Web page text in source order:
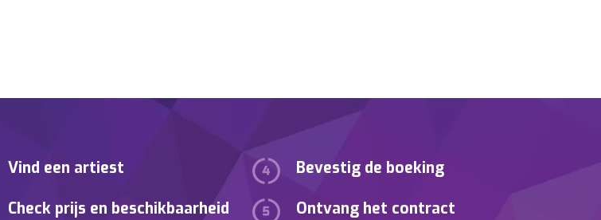
Vind een artiest
Check prijs en beschikbaarheid
Bevestig de boeking
Ontvang het contract